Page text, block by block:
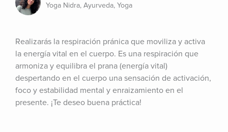
Yoga Nidra, Ayurveda, Yoga
Realizarás la respiración pránica que moviliza y activa
la energía vital en el cuerpo. Es una respiración que
armoniza y equilibra el prana (energía vital)
despertando en el cuerpo una sensación de activación,
foco y estabilidad mental y enraizamiento en el
presente. ¡Te deseo buena práctica!